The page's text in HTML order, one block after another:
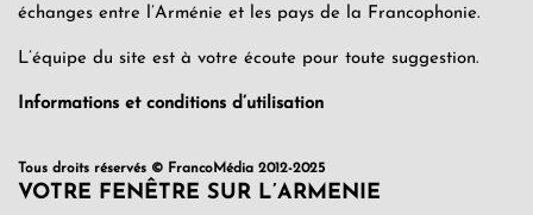
échanges entre l’Arménie et les pays de la Francophonie.
L’équipe du site est à votre écoute pour toute suggestion.
Informations et conditions d’utilisation
Tous droits réservés © FrancoMédia 2012-2025
VOTRE FENÊTRE SUR L’ARMENIE